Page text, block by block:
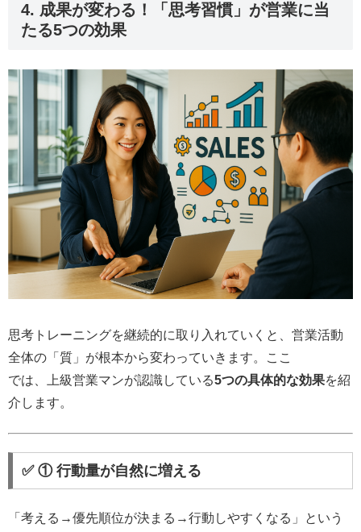
4. 成果が変わる！「思考習慣」が営業に当
たる5つの効果
思考トレーニングを継続的に取り入れていくと、営業活動
全体の「質」が根本から変わっていきます。ここ
では、上級営業マンが認識している5つの具体的な効果を紹
介します。
✅ ① 行動量が自然に増える
「考える→優先順位が決まる→行動しやすくなる」という